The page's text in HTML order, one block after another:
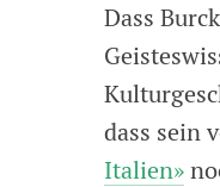
Dass
dass sein
Italien»